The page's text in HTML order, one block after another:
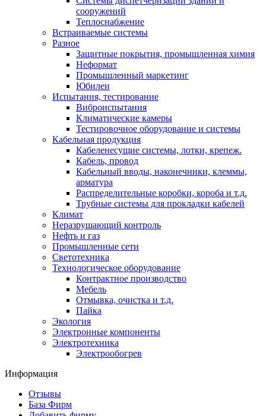
сооружений
Теплоснабжение
Встраиваемые системы
Разное
Защитные покрытия, промышленная химия
Неформат
Промышленный маркетинг
Юбилеи
Испытания, тестирование
Виброиспытания
Климатические камеры
Тестировочное оборудование и системы
Кабельная продукция
Кабеленесущие системы, лотки, крепеж.
Кабель, провод
Кабельный вводы, наконечники, клеммы,
арматура
Распределительные коробки, короба и т.д.
Трубные системы для прокладки кабелей
Климат
Неразрушающий контроль
Нефть и газ
Промышленные сети
Светотехника
Технологическое оборудование
Контрактное производство
Мебель
Отмывка, очистка и т.д.
Пайка
Экология
Электронные компоненты
Электротехника
Электрообогрев
Информация
Отзывы
База Фирм